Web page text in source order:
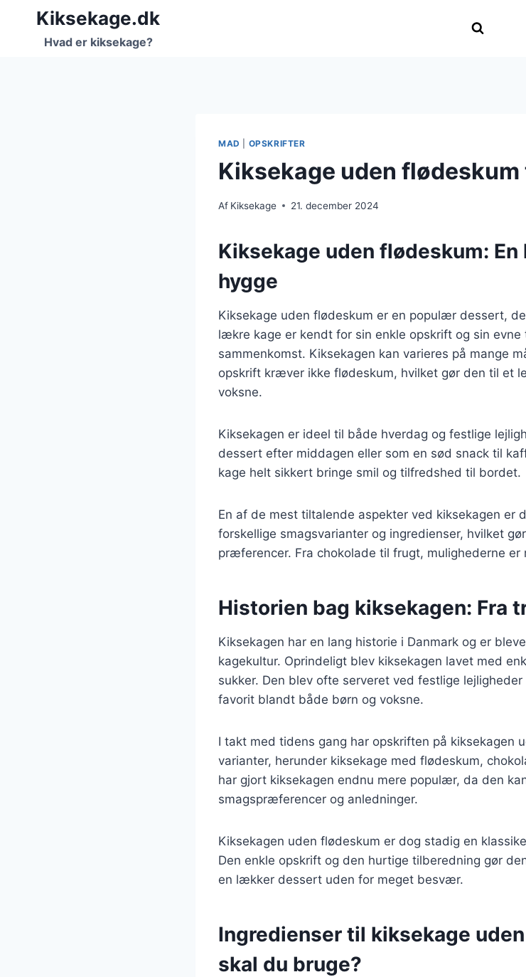
FortsætKiksekage.dk
Hvad er kiksekage?
MAD OPSKRIFTER
Kiksekage uden flødeskum
Af Kiksekage 21. december 2024
Kiksekage uden flødeskum:
hygge
Kiksekage uden flødeskum er en populær dessert,
lækre kage er kendt for sin enkle opskrift og sin
sammenkomst. Kiksekagen kan varieres på mange
opskrift kræver ikke flødeskum, hvilket gør den til et
voksne.
Kiksekagen er ideel til både hverdag og festlige
dessert efter middagen eller som en sød snack til
kage helt sikkert bringe smil og tilfredshed til bordet.
En af de mest tiltalende aspekter ved kiksekagen er
forskellige smagsvarianter og ingredienser, hvilket
præferencer. Fra chokolade til frugt, mulighederne
Historien bag kiksekagen: Fra
Kiksekagen har en lang historie i Danmark og er
kagekultur. Oprindeligt blev kiksekagen lavet med
sukker. Den blev ofte serveret ved festlige
favorit blandt både børn og voksne.
I takt med tidens gang har opskriften på kiksekagen
varianter, herunder kiksekage med flødeskum,
har gjort kiksekagen endnu mere populær, da den
smagspræferencer og anledninger.
Kiksekagen uden flødeskum er dog stadig en
Den enkle opskrift og den hurtige tilberedning gør
en lækker dessert uden for meget besvær.
Ingredienser til kiksekage
skal du bruge?